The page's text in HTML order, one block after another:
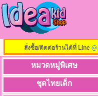
สั่งซื้อ/ติดต่อร้านได้ที่ Line
หมวดหมู่พิเศษ
ชุดไทยเด็ก